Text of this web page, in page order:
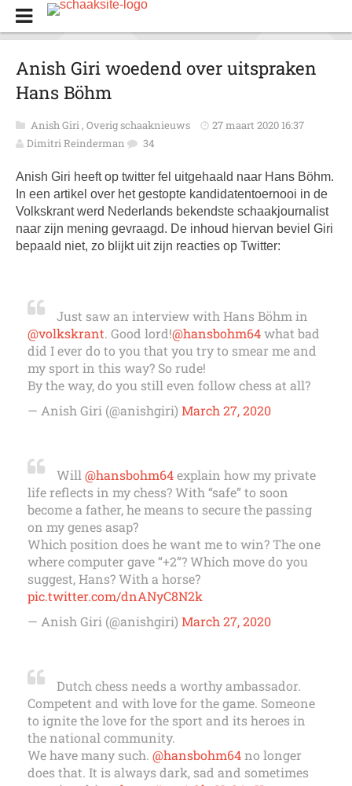
Anish Giri woedend over uitspraken
Hans Böhm
Anish Giri, Overig schaaknieuws
27 maart 2020 16:37
Dimitri Reinderman
34
Anish Giri heeft op twitter fel uitgehaald naar Hans Böhm.
In een artikel over het gestopte kandidatentoernooi in de
Volkskrant werd Nederlands bekendste schaakjournalist
naar zijn mening gevraagd. De inhoud hiervan beviel Giri
bepaald niet, zo blijkt uit zijn reacties op Twitter:
Just saw an interview with Hans Böhm in
@volkskrant. Good lord!@hansbohm64what bad
did I ever do to you that you try to smear me and
my sport in this way? So rude!
By the way, do you still even follow chess at all?
— Anish Giri (@anishgiri)March 27, 2020
Will @hansbohm64explain how my private
life reflects in my chess? With “safe” to soon
become a father, he means to secure the passing
on my genes asap?
Which position does he want me to win? The one
where computer gave “+2”? Which move do you
suggest, Hans? With a horse?
pic.twitter.com/dnANyC8N2k
— Anish Giri (@anishgiri)March 27, 2020
Dutch chess needs a worthy ambassador.
Competent and with love for the game. Someone
to ignite the love for the sport and its heroes in
the national community.
We have many such. @hansbohm64no longer
does that. It is always dark, sad and sometimes